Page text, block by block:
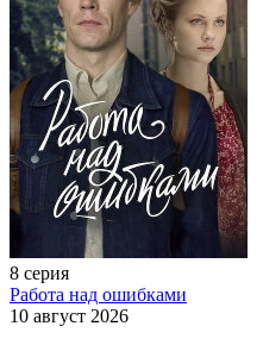
8 серия
Работа над ошибками
10 август 2026